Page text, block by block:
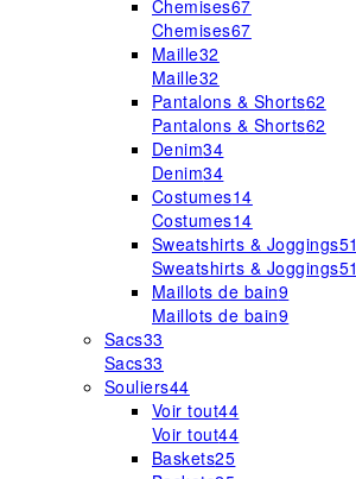
Chemises67
Chemises67
Maille32
Maille32
Pantalons & Shorts62
Pantalons & Shorts62
Denim34
Denim34
Costumes14
Costumes14
Sweatshirts & Joggings51
Sweatshirts & Joggings51
Maillots de bain9
Maillots de bain9
Sacs33
Sacs33
Souliers44
Voir tout44
Voir tout44
Baskets25